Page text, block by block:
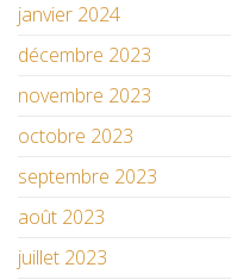
janvier 2024
décembre 2023
novembre 2023
octobre 2023
septembre 2023
août 2023
juillet 2023